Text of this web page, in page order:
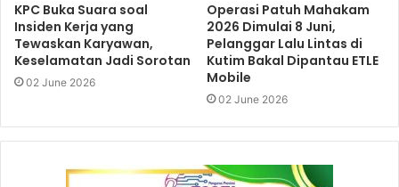
KPC Buka Suara soal
Insiden Kerja yang
Tewaskan Karyawan,
Keselamatan Jadi Sorotan
02 June 2026
Operasi Patuh Mahakam
2026 Dimulai 8 Juni,
Pelanggar Lalu Lintas di
Kutim Bakal Dipantau ETLE
Mobile
02 June 2026